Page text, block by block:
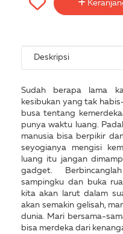
Deskripsi
Sudah berapa lama
kesibukan yang tak
busa tentang
punya waktu luang.
manusia bisa berpikir
seyogianya mengisi
luang itu jangan
gadget.
sampingku dan buka
kita akan larut dalam
akan semakin gelisah,
dunia. Mari bersama-
bisa merdeka dari